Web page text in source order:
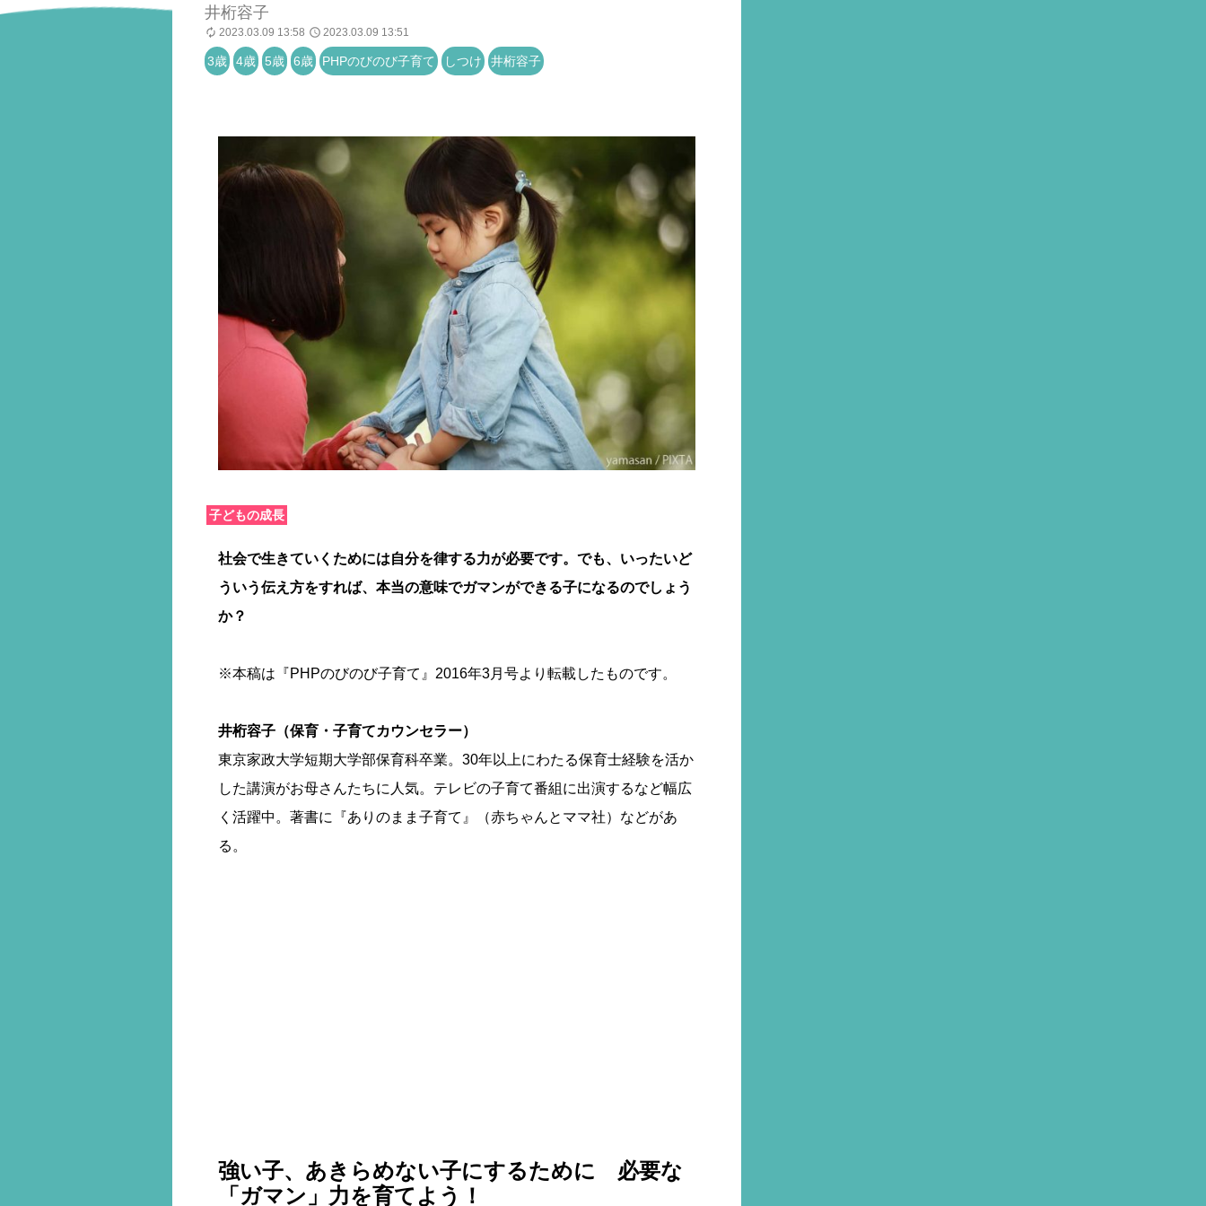
井桁容子
2023.03.09 13:58 2023.03.09 13:51
3歳 4歳 5歳 6歳 PHPのびのび子育て しつけ 井桁容子
子どもの成長
社会で生きていくためには自分を律する力が必要です。でも、いったいど
ういう伝え方をすれば、本当の意味でガマンができる子になるのでしょう
か？
※本稿は『PHPのびのび子育て』2016年3月号より転載したものです。
井桁容子（保育・子育てカウンセラー）
東京家政大学短期大学部保育科卒業。30年以上にわたる保育士経験を活か
した講演がお母さんたちに人気。テレビの子育て番組に出演するなど幅広
く活躍中。著書に『ありのまま子育て』（赤ちゃんとママ社）などがあ
る。
強い子、あきらめない子にするために 必要な
「ガマン」力を育てよう！